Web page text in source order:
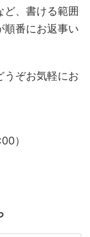
、書ける範囲
順番にお返事い
うぞお気軽にお
）